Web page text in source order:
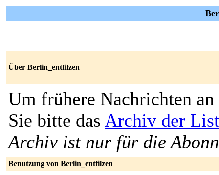
Über Berlin_entfilzen
Um frühere Nachrichten an
Sie bitte das Archiv der
Archiv ist nur für die
Benutzung von Berlin_entfilzen